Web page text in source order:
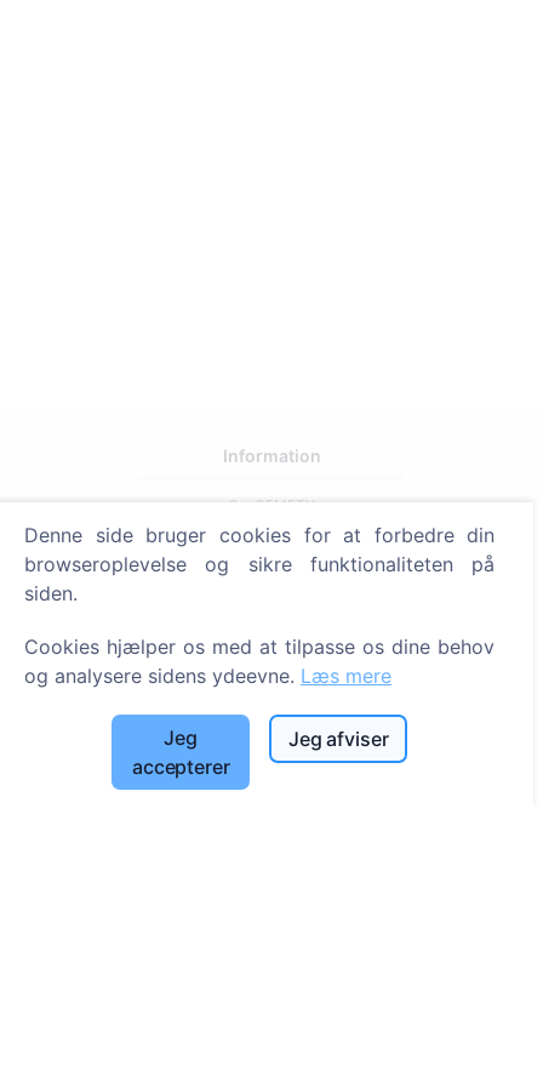
Information
Om CEMETY
Ofte stillede spørgsmål
Privatlivspolitik
Cookieindstillinger
Denne side bruger cookies for at forbedre din
browseroplevelse og sikre funktionaliteten på
siden.
Cookies hjælper os med at tilpasse os dine behov
og analysere sidens ydeevne. Læs mere
Jeg
accepterer
Jeg afviser